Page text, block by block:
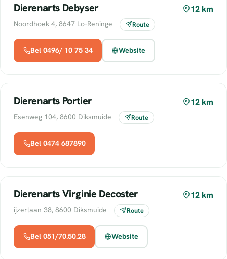
Dierenarts Debyser 12 km
Noordhoek 4, 8647 Lo-Reninge Route
Bel 0496/ 10 75 34 Website
Dierenarts Portier 12 km
Esenweg 104, 8600 Diksmuide Route
Bel 0474 687890
Dierenarts Virginie Decoster 12 km
ijzerlaan 38, 8600 Diksmuide Route
Bel 051/70.50.28 Website